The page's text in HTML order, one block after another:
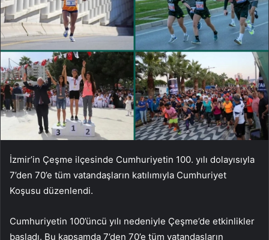
İzmir’in Çeşme ilçesinde Cumhuriyetin 100. yılı dolayısıyla
7’den 70’e tüm vatandaşların katılımıyla Cumhuriyet
Koşusu düzenlendi.
Cumhuriyetin 100’üncü yılı nedeniyle Çeşme’de etkinlikler
başladı. Bu kapsamda 7’den 70’e tüm vatandaşların